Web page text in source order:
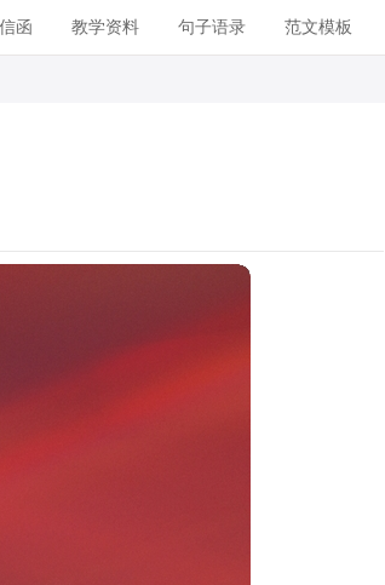
函 教学资料 句子语录 范文模板